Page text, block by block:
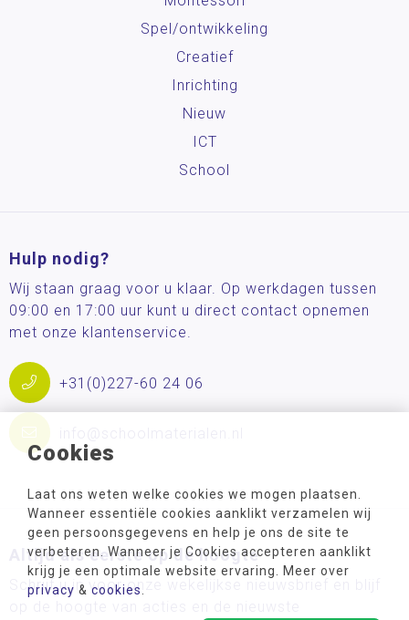
Cookies
Laat ons weten welke cookies we mogen plaatsen.
Wanneer essentiële cookies aanklikt verzamelen wij
geen persoonsgegevens en help je ons de site te
verbeteren. Wanneer je Cookies accepteren aanklikt
krijg je een optimale website ervaring. Meer over
privacy & cookies
Spel/ontwikkeling
Creatief
Inrichting
Nieuw
ICT
School
Hulp nodig?
Wij staan graag voor u klaar. Op werkdagen tussen
09:00 en 17:00 uur kunt u direct contact opnemen
met onze klantenservice.
+31(0)227-60 24 06
Altijd als eerste op de hoogte
Schrijf u in voor onze wekelijkse nieuwsbrief en blijf